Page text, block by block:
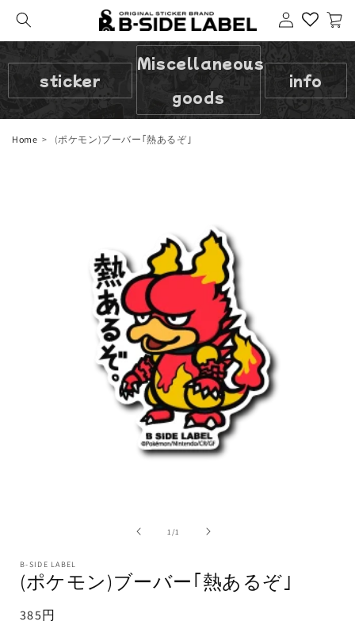
Login cart
sticker
Miscellaneous
goods
info
Home (ポケモン)ブーバー｢熱あるぞ｣
1 /1
B-SIDE LABEL
(ポケモン)ブーバー｢熱あるぞ｣
385円